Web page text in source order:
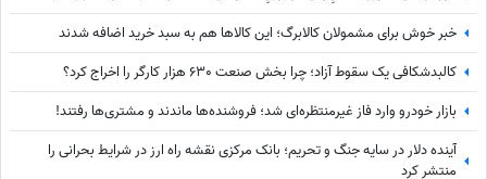
خبر خوش برای مشمولان کالابرگ؛ این کالاها هم به سبد خرید اضافه شدند
کالبدشکافی یک سقوط آزاد؛ چرا بخش صنعت 630 هزار کارگر را اخراج کرد؟
بازار خودرو وارد فاز غیرمنتظره‌ای شد؛ فروشنده‌ها ماندند و مشتری‌ها رفتند!
آینده دلار در سایه جنگ و تحریم؛ بانک مرکزی نقشه راه ارز در شرایط بحرانی را
منتشر کرد